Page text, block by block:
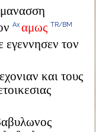
μανασση
Ax αμως TR/BM
εγεννησεν τον
και τους